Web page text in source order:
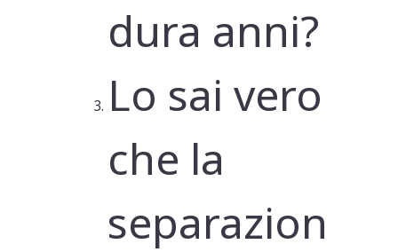
dura anni?
Lo sai vero
che la
separazion